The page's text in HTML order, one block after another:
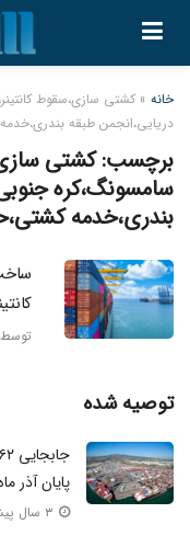
خانه » کشتی سازی،سقوط
دریایی،انجمن طبقه
برچسب:کشتی
سامسونگ،کره
بندری،خدمه
توسط
توصیه شده
پایان آذر